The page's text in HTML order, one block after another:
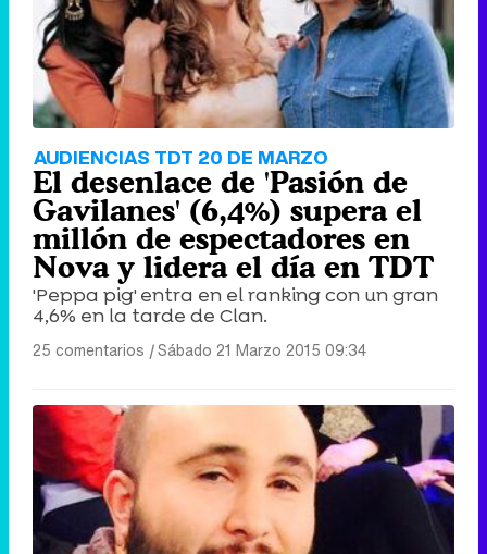
AUDIENCIAS TDT 20 DE MARZO
El desenlace de 'Pasión de
Gavilanes' (6,4%) supera el
millón de espectadores en
Nova y lidera el día en TDT
'Peppa pig' entra en el ranking con un gran
4,6% en la tarde de Clan.
25 comentarios |Sábado 21 Marzo 2015 09:34